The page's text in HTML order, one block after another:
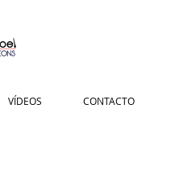
VÍDEOS CONTACTO